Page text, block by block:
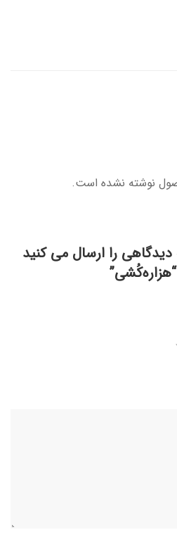
نوشته نشده است.
را ارسال می کنید